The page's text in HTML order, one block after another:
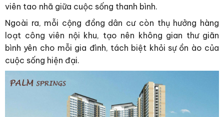
viên tao nhã giữa cuộc sống thanh bình.
Ngoài ra, mỗi cộng đồng dân cư còn thụ hưởng hàng
loạt công viên nội khu, tạo nên không gian thư giãn
bình yên cho mỗi gia đình, tách biệt khỏi sự ồn ào của
cuộc sống hiện đại.